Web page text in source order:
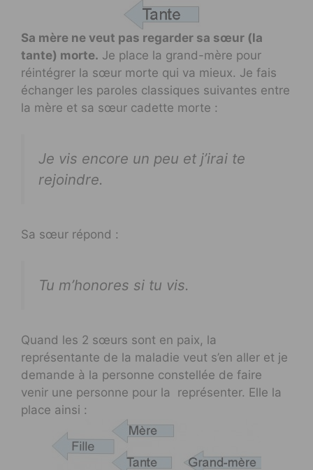
Sa mère ne veut pas regarder sa sœur (la
tante) morte. Je place la grand-mère pour
réintégrer la sœur morte qui va mieux. Je fais
échanger les paroles classiques suivantes entre
la mère et sa sœur cadette morte :
Je vis encore un peu et j’irai te
rejoindre.
Sa sœur répond :
Tu m’honores si tu vis.
Quand les 2 sœurs sont en paix, la
représentante de la maladie veut s’en aller et je
demande à la personne constellée de faire
venir une personne pour la représenter. Elle la
place ainsi :